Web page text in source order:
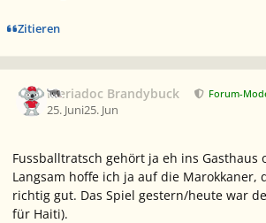
Zitieren
Meriadoc Brandybuck Forum-
25. Juni25. Jun
Fussballtratsch gehört ja eh ins Gasthaus
Langsam hoffe ich ja auf die Marokkaner,
richtig gut. Das Spiel gestern/heute war
für Haiti).